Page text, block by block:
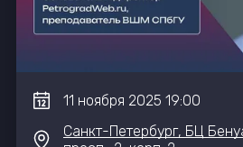
11 ноября 2025 19:00
Санкт-Петербург, БЦ